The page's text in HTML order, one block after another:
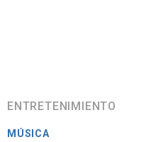
ENTRETENIMIENTO
MÚSICA